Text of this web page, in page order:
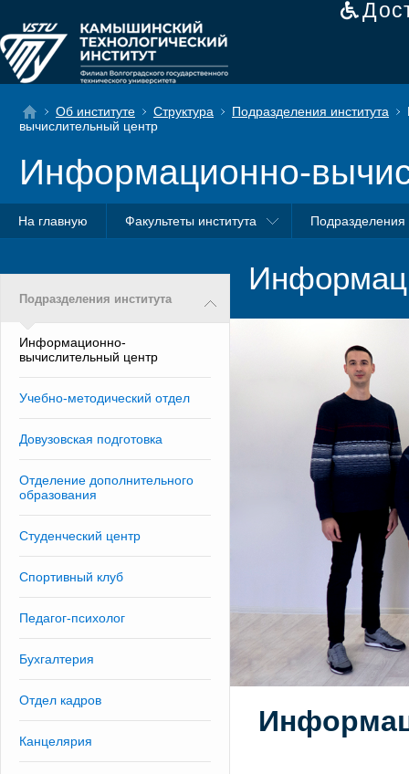
Об институте Структура Подразделения института
вычислительный центр
Информационно-
На главную Факультеты института Подразделения
Подразделения института
Информационно-
вычислительный центр
Учебно-методический отдел
Довузовская подготовка
Отделение дополнительного
образования
Студенческий центр
Спортивный клуб
Педагог-психолог
Бухгалтерия
Отдел кадров
Канцелярия